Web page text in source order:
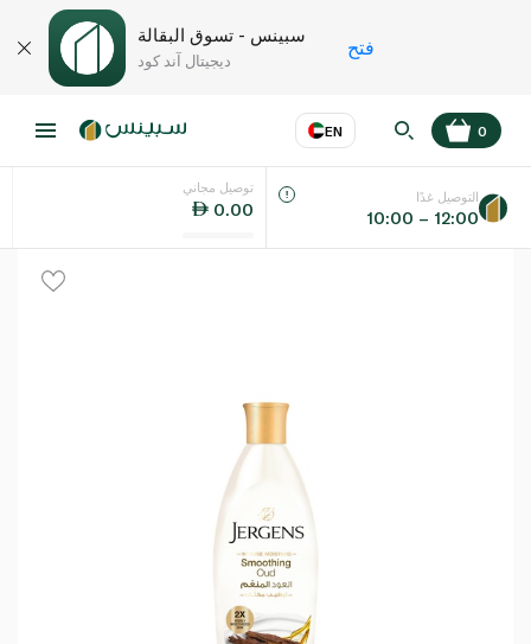
سبينس - تسوق البقالة
ديجيتال آند كود
فتح
EN
اللغة عر
0
توصيل مجاني
0.00
التوصيل غدًا
10:00 – 12:00